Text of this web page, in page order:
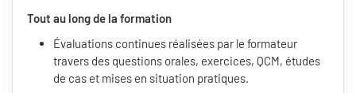
Tout au long de la formation
Évaluations continues réalisées par le formateur
travers des questions orales, exercices, QCM, études
de cas et mises en situation pratiques.